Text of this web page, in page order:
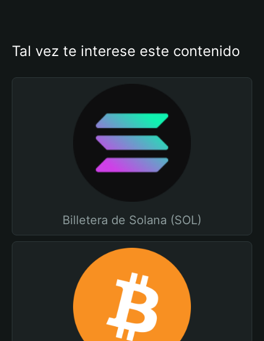
Tal vez te interese este contenido
Billetera de Solana (SOL)